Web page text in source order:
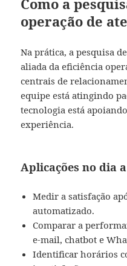
Como a
operação de
Na prática, a pesquisa
aliada da eficiência
centrais de
equipe está atingindo
tecnologia está
experiência.
Aplicações no dia
Medir a satisfação
automatizado.
Comparar a
e-mail, chatbot e
Identificar horários